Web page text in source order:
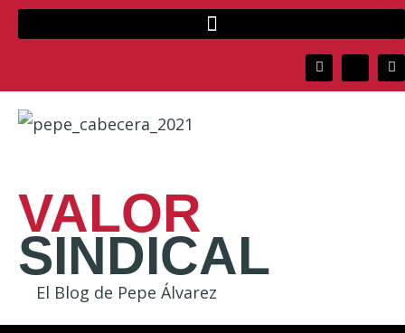
VALOR
SINDICAL
El Blog de Pepe Álvarez